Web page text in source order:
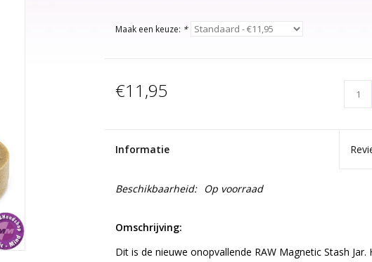
Maak een keuze: *
€11,95
Informatie
Beschikbaarheid: Op voorraad
Omschrijving:
Dit is de nieuwe onopvallende RAW Magnetic Stash